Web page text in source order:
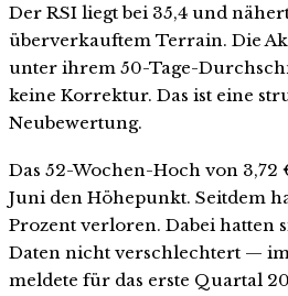
Der RSI liegt bei 35,4 und
überverkauftem Terrain. Die
unter ihrem 50-Tage-
keine Korrektur. Das ist eine
Neubewertung.
Das 52-Wochen-Hoch von
Juni den Höhepunkt. Seitdem
Prozent verloren. Dabei hatten
Daten nicht verschlechtert —
meldete für das erste Quartal